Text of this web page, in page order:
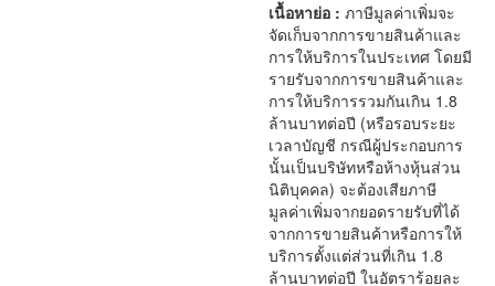
เนื้อหาย่อ :ภาษีมูลค่าเพิ่มจะ
จัดเก็บจากการขายสินค้าและ
การให้บริการในประเทศ โดยมี
รายรับจากการขายสินค้าและ
การให้บริการรวมกันเกิน 1.8
ล้านบาทต่อปี (หรือรอบระยะ
เวลาบัญชี กรณีผู้ประกอบการ
นั้นเป็นบริษัทหรือห้างหุ้นส่วน
นิติบุคคล) จะต้องเสียภาษี
มูลค่าเพิ่มจากยอดรายรับที่ได้
จากการขายสินค้าหรือการให้
บริการตั้งแต่ส่วนที่เกิน 1.8
ล้านบาทต่อปี ในอัตราร้อยละ